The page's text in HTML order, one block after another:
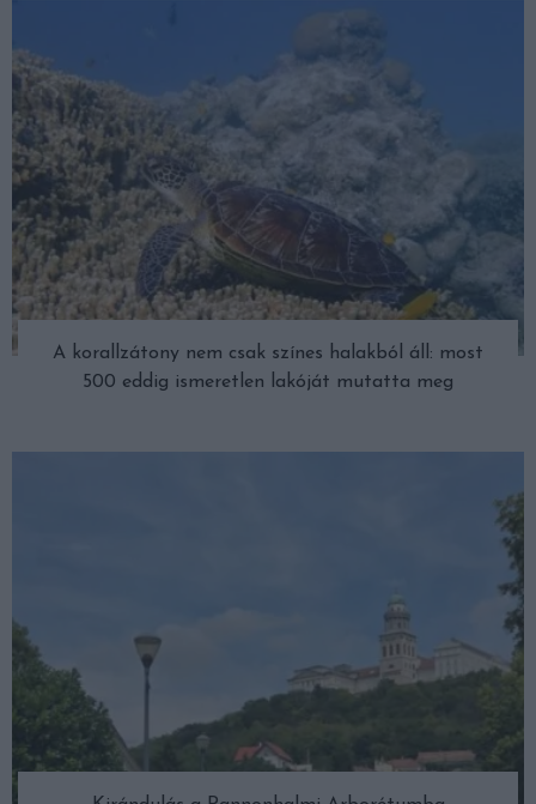
A korallzátony nem csak színes halakból áll: most
500 eddig ismeretlen lakóját mutatta meg